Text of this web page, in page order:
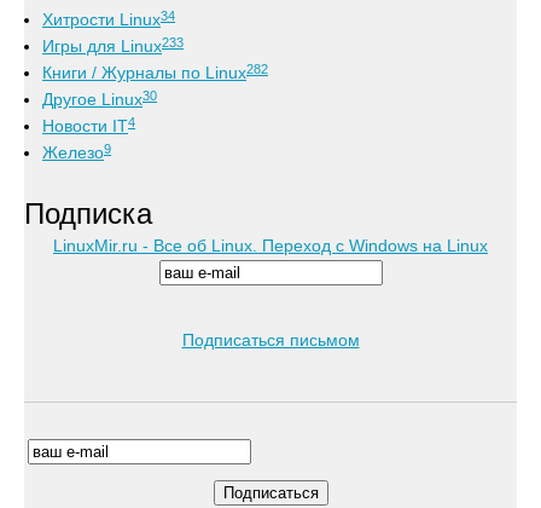
Хитрости Linux34
Игры для Linux233
Книги / Журналы по Linux282
Другое Linux30
Новости IT4
Железо9
Подписка
LinuxMir.ru - Все об Linux. Переход с Windows на Linux
Подписаться письмом